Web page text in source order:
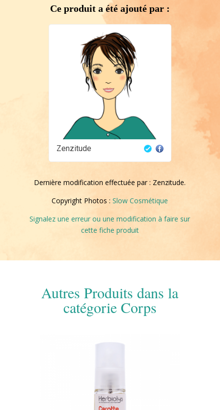
Ce produit a été ajouté par :
Zenzitude
Dernière modification effectuée par : Zenzitude.
Copyright Photos :Slow Cosmétique
Signalez une erreur ou une modification à faire sur
cette fiche produit
Autres Produits dans la
catégorie Corps